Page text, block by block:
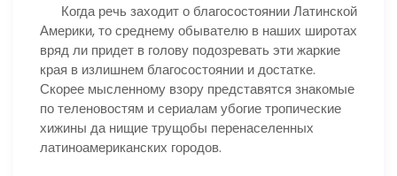
Когда речь заходит о благосостоянии Латинской
Америки, то среднему обывателю в наших широтах
вряд ли придет в голову подозревать эти жаркие
края в излишнем благосостоянии и достатке.
Скорее мысленному взору представятся знакомые
по теленовостям и сериалам убогие тропические
хижины да нищие трущобы перенаселенных
латиноамериканских городов.